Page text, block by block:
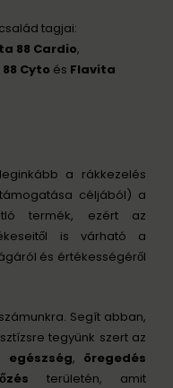
tagjai:
88 Cardio,
Cyto és Flavita
a rákkezelés
céljából) a
termék, ezért az
is várható a
és értékességéről
Segít abban,
tegyünk szert az
egészség, öregedés
területén, amit